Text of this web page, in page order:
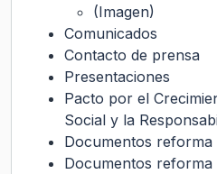
(Imagen)
Comunicados
Contacto de prensa
Presentaciones
Pacto por el
Social y la
Documentos reforma
Documentos reforma